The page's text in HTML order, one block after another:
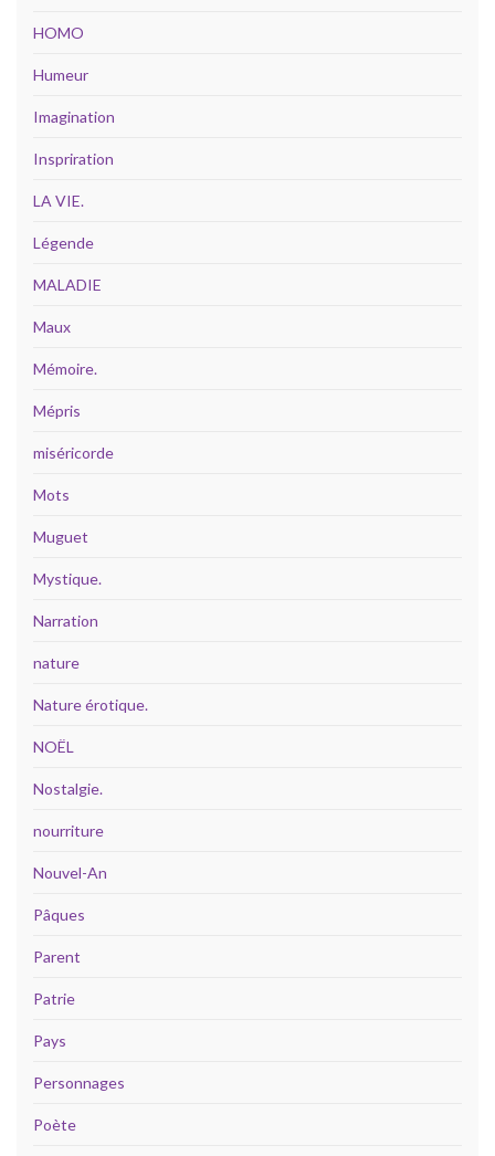
HOMO
Humeur
Imagination
Inspriration
LA VIE.
Légende
MALADIE
Maux
Mémoire.
Mépris
miséricorde
Mots
Muguet
Mystique.
Narration
nature
Nature érotique.
NOËL
Nostalgie.
nourriture
Nouvel-An
Pâques
Parent
Patrie
Pays
Personnages
Poète